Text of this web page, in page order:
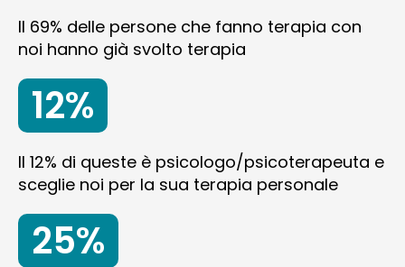
Il 69% delle persone che fanno terapia con
noi hanno già svolto terapia
12%
Il 12% di queste è psicologo/psicoterapeuta e
sceglie noi per la sua terapia personale
25%